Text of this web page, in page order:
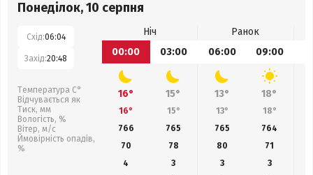
Понеділок, 10 серпня
Схід:06:04
Захід:20:48
Температура С°
Відчувається як
Тиск, мм
Вологість, %
Вітер, м/с
Ймовірність опадів,
%
Ніч
Ранок
00:00
03:00 06:00 09:00
16° 15° 13° 18°
16° 15° 13° 18°
766
765 765 764
70
78 80 71
4
3 3
3